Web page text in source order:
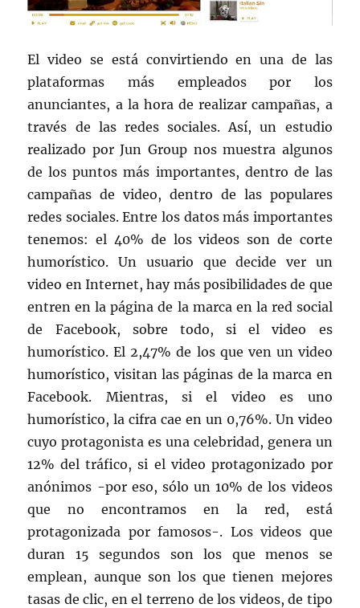
El video se está convirtiendo en una de las
plataformas más empleados por los
anunciantes, a la hora de realizar campañas, a
través de las redes sociales. Así, un estudio
realizado por Jun Group nos muestra algunos
de los puntos más importantes, dentro de las
campañas de video, dentro de las populares
redes sociales. Entre los datos más importantes
tenemos: el 40% de los videos son de corte
humorístico. Un usuario que decide ver un
video en Internet, hay más posibilidades de que
entren en la página de la marca en la red social
de Facebook, sobre todo, si el video es
humorístico. El 2,47% de los que ven un video
humorístico, visitan las páginas de la marca en
Facebook. Mientras, si el video es uno
humorístico, la cifra cae en un 0,76%. Un video
cuyo protagonista es una celebridad, genera un
12% del tráfico, si el video protagonizado por
anónimos -por eso, sólo un 10% de los videos
que no encontramos en la red, está
protagonizada por famosos-. Los videos que
duran 15 segundos son los que menos se
emplean, aunque son los que tienen mejores
tasas de clic, en el terreno de los videos, de tipo